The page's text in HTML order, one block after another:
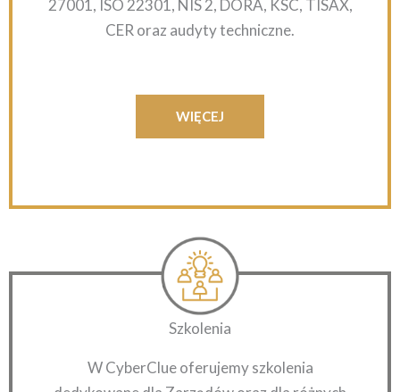
Szkolenia
W CyberClue oferujemy szkolenia
27001, ISO 22301, NIS 2, DORA, KSC, TISAX,
CER oraz audyty techniczne.
WIĘCEJ